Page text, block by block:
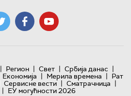
| Регион | Свет | Србија данас |
Економија | Мерила времена | Рат
Сервисне вести | Сматрачница |
| ЕУ могућности 2026